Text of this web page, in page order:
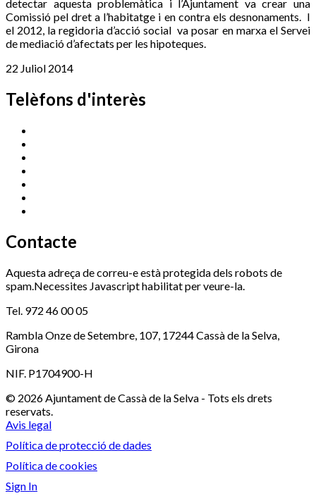
detectar aquesta problemàtica i l’Ajuntament va crear una
Comissió pel dret a l’habitatge i en contra els desnonaments. I
el 2012, la regidoria d’acció social va posar en marxa el Servei
de mediació d’afectats per les hipoteques.
22 Juliol 2014
Telèfons d'interès
Contacte
Aquesta adreça de correu-e està protegida dels robots de
spam.Necessites Javascript habilitat per veure-la.
Tel. 972 46 00 05
Rambla Onze de Setembre, 107, 17244 Cassà de la Selva,
Girona
NIF. P1704900-H
© 2026 Ajuntament de Cassà de la Selva - Tots els drets
reservats.
Avis legal
Política de protecció de dades
Política de cookies
Sign In